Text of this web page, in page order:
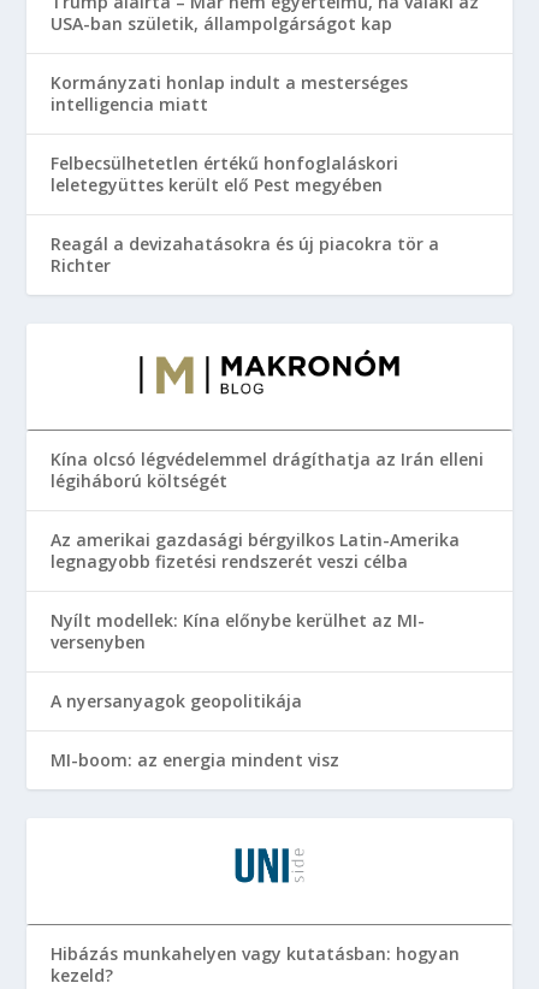
USA-ban születik, állampolgárságot kap
Kormányzati honlap indult a mesterséges
intelligencia miatt
Felbecsülhetetlen értékű honfoglaláskori
leletegyüttes került elő Pest megyében
Reagál a devizahatásokra és új piacokra tör a
Richter
Kína olcsó légvédelemmel drágíthatja az Irán elleni
légiháború költségét
Az amerikai gazdasági bérgyilkos Latin-Amerika
legnagyobb fizetési rendszerét veszi célba
Nyílt modellek: Kína előnybe kerülhet az MI-
versenyben
A nyersanyagok geopolitikája
MI-boom: az energia mindent visz
Hibázás munkahelyen vagy kutatásban: hogyan
kezeld?